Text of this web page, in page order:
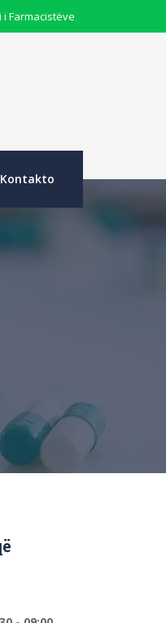
i Farmacistëve
Kontakto